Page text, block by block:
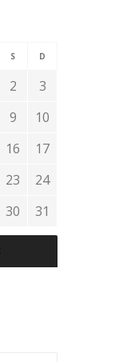
S D
2
3
9
10
16
17
23
24
30 31